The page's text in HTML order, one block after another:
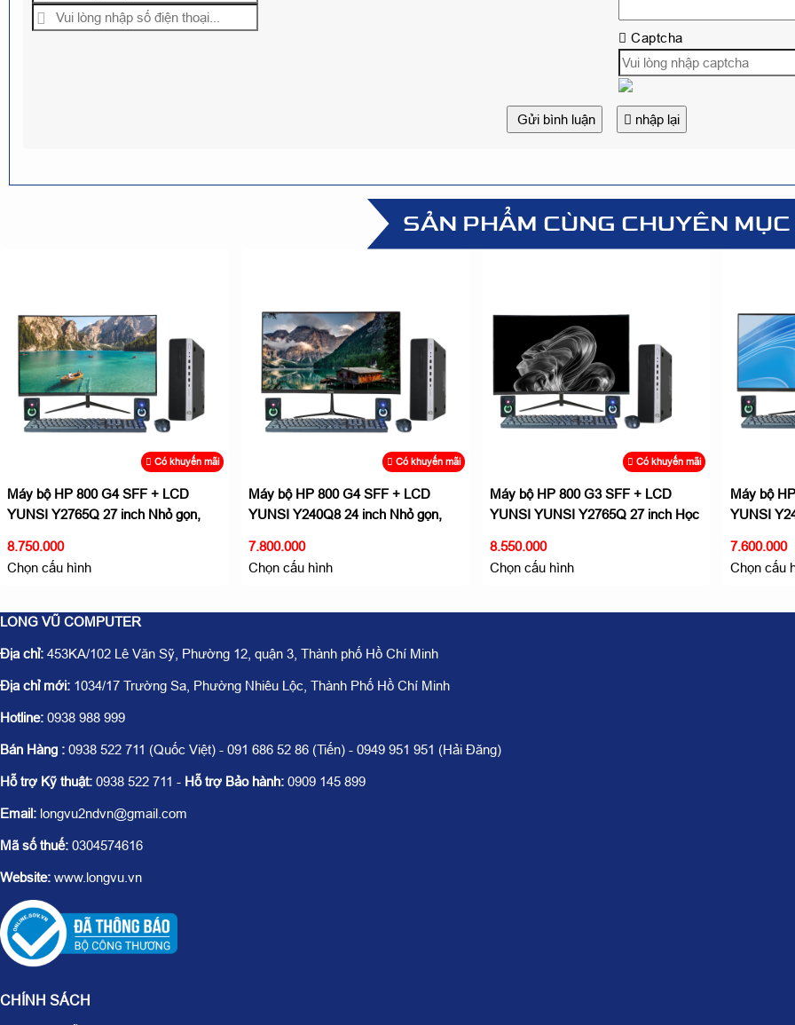
Captcha
Gửi bình luận nhập lại
SẢN PHẨM CÙNG CHUYÊN MỤC
Có khuyến mãi
Máy bộ HP 800 G4 SFF + LCD
YUNSI Y2765Q 27 inch Nhỏ gọn,
8.750.000
Chọn cấu hình
Có khuyến mãi
Máy bộ HP 800 G4 SFF + LCD
YUNSI Y240Q8 24 inch Nhỏ gọn,
7.800.000
Chọn cấu hình
Có khuyến mãi
Máy bộ HP 800 G3 SFF + LCD
YUNSI YUNSI Y2765Q 27 inch Học
8.550.000
Chọn cấu hình
Máy bộ
YUNSI
7.600.000
Chọn cấu
LONG VŨ COMPUTER
Địa chỉ: 453KA/102 Lê Văn Sỹ, Phường 12, quận 3, Thành phố Hồ Chí Minh
Địa chỉ mới: 1034/17 Trường Sa, Phường Nhiêu Lộc, Thành Phố Hồ Chí Minh
Hotline: 0938 988 999
Bán Hàng : 0938 522 711 (Quốc Việt) - 091 686 52 86 (Tiến) - 0949 951 951 (Hải Đăng)
Hỗ trợ Kỹ thuật: 0938 522 711 - Hỗ trợ Bảo hành: 0909 145 899
Email: longvu2ndvn@gmail.com
Mã số thuế: 0304574616
Website: www.longvu.vn
CHÍNH SÁCH